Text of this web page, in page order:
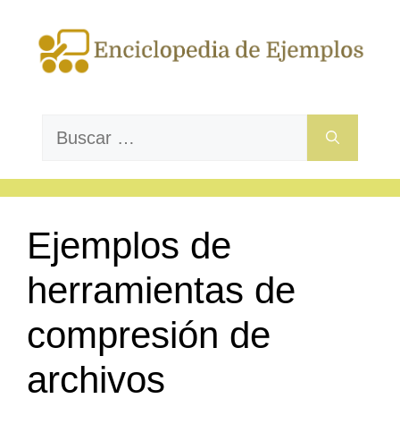
contenido
Buscar:
Ejemplos de
herramientas de
compresión de
archivos